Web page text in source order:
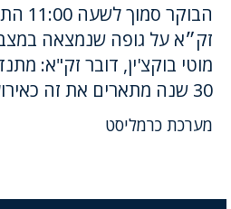
זק״א על גופה שנמצאה
מוטי בוקצ'ין, דובר זק"א:
30 שנה מתארים את זה כאירוע הכי קיצוני שהם חוו-
מערכת כרמליסט